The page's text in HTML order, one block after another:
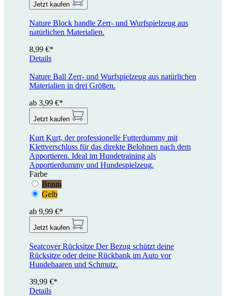
Jetzt kaufen
Nature Block handle Zerr- und Wurfspielzeug aus
natürlichen Materialien.
8,99 €*
Details
Nature Ball Zerr- und Wurfspielzeug aus natürlichen
Materialien in drei Größen.
ab 3,99 €*
Jetzt kaufen
Kurt Kurt, der professionelle Futterdummy mit
Klettverschluss für das direkte Belohnen nach dem
Apportieren. Ideal im Hundetraining als
Apportierdummy und Hundespielzeug.
Farbe
Braun
Gelb
ab 9,99 €*
Jetzt kaufen
Seatcover Rücksitze Der Bezug schützt deine
Rücksitze oder deine Rückbank im Auto vor
Hundehaaren und Schmutz.
39,99 €*
Details